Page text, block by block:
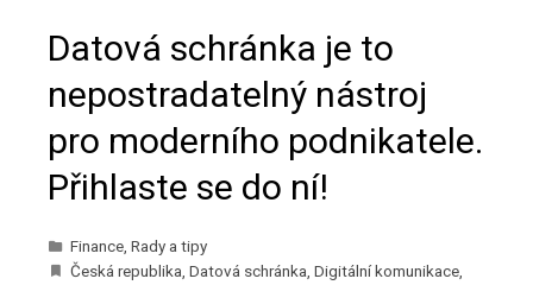
Datová schránka je to
nepostradatelný nástroj
pro moderního podnikatele.
Přihlaste se do ní!
Finance, Rady a tipy
Česká republika, Datová schránka, Digitální komunikace,